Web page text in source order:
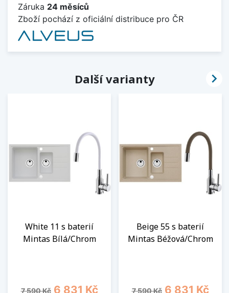
Záruka 24 měsíců
Zboží pochází z oficiální distribuce pro ČR
Další varianty
White 11 s baterií
Mintas Bílá/Chrom
Běžná cena
7 590 Kč Cena
6 831 Kč
Beige 55 s baterií
Mintas Béžová/Chrom
Běžná cena
7 590 Kč Cena
6 831 Kč
